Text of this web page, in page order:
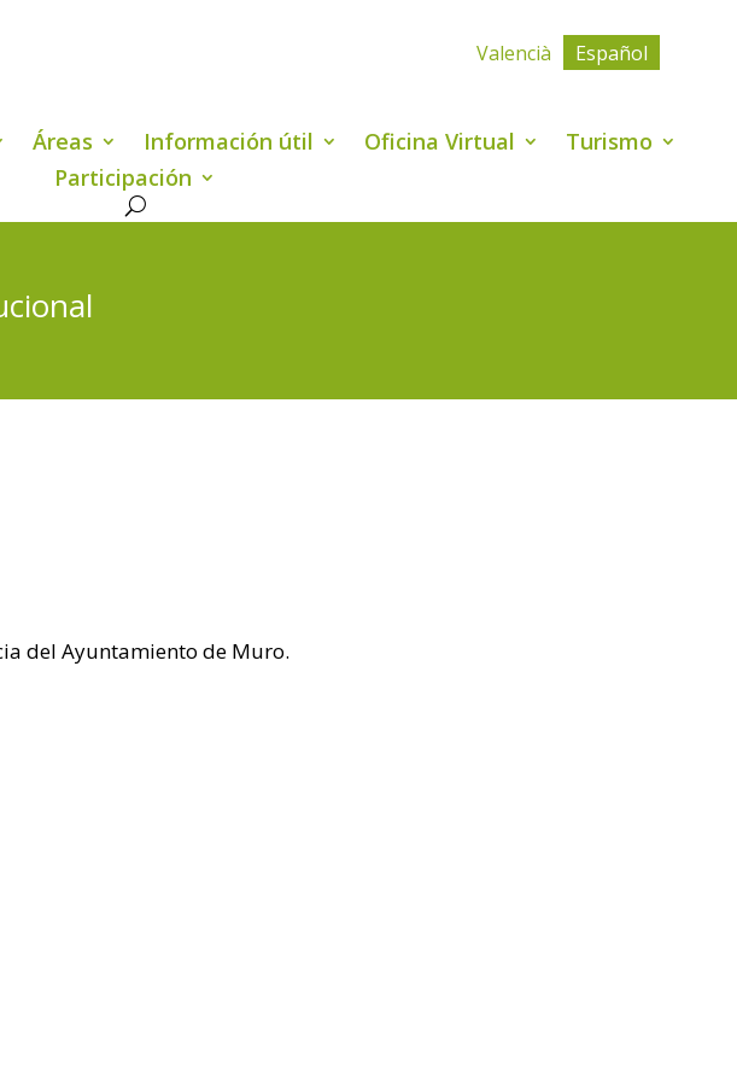
Valencià Español
Áreas Información útil Oficina Virtual
Turismo
Participación
del Ayuntamiento de Muro.